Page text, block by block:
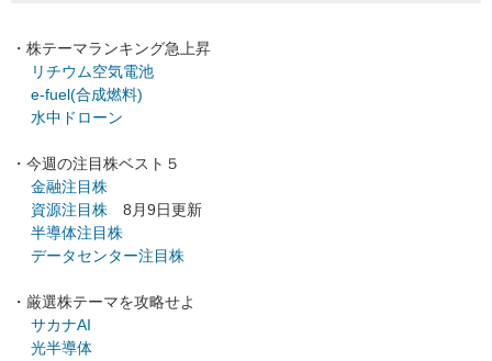
・株テーマランキング急上昇
リチウム空気電池
e-fuel(合成燃料)
水中ドローン
・今週の注目株ベスト５
金融注目株
資源注目株 8月9日更新
半導体注目株
データセンター注目株
・厳選株テーマを攻略せよ
サカナAI
光半導体